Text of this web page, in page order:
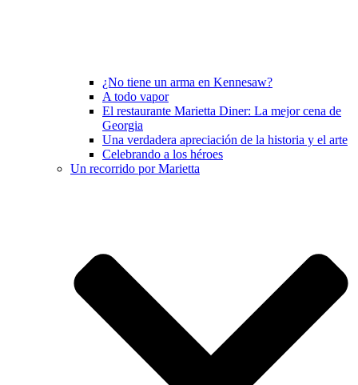
¿No tiene un arma en Kennesaw?
A todo vapor
El restaurante Marietta Diner: La mejor cena de
Georgia
Una verdadera apreciación de la historia y el arte
Celebrando a los héroes
Un recorrido por Marietta